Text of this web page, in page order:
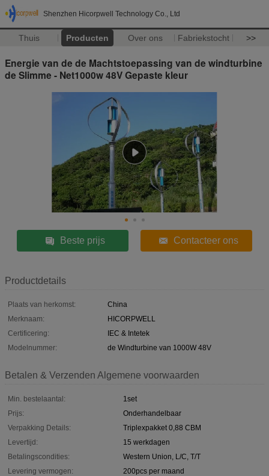
Shenzhen Hicorpwell Technology Co., Ltd
Thuis Producten Over ons Fabriekstocht >>
Energie van de de Machtstoepassing van de windturbine
de Slimme - Net1000w 48V Gepaste kleur
Beste prijs Contacteer ons
Productdetails
Plaats van herkomst:
China
Merknaam:
HICORPWELL
Certificering:
IEC & Intetek
Modelnummer:
de Windturbine van 1000W 48V
Betalen & Verzenden Algemene voorwaarden
Min. bestelaantal:
1set
Prijs:
Onderhandelbaar
Verpakking Details:
Triplexpakket 0,88 CBM
Levertijd:
15 werkdagen
Betalingscondities:
Western Union, L/C, T/T
Levering vermogen:
200pcs per maand